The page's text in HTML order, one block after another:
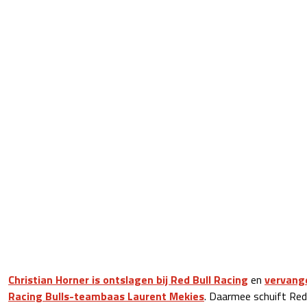
Christian Horner is ontslagen bij Red Bull Racing en
Racing Bulls-teambaas Laurent Mekies. Daarmee schuift